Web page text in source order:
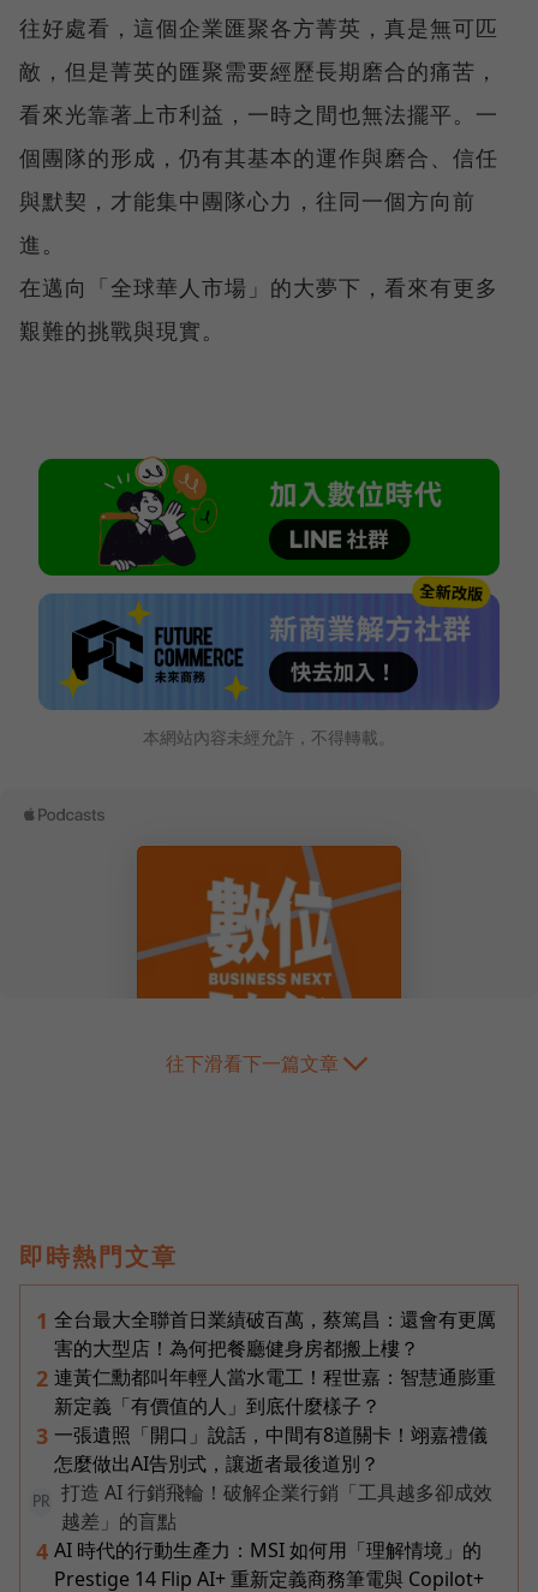
往好處看，這個企業匯聚各方菁英，真是無可匹
敵，但是菁英的匯聚需要經歷長期磨合的痛苦，
看來光靠著上市利益，一時之間也無法擺平。一
個團隊的形成，仍有其基本的運作與磨合、信任
與默契，才能集中團隊心力，往同一個方向前
進。
在邁向「全球華人市場」的大夢下，看來有更多
艱難的挑戰與現實。
本網站內容未經允許，不得轉載。
往下滑看下一篇文章
即時熱門文章
1 全台最大全聯首日業績破百萬，蔡篤昌：還會有更厲
害的大型店！為何把餐廳健身房都搬上樓？
2 連黃仁勳都叫年輕人當水電工！程世嘉：智慧通膨重
新定義「有價值的人」到底什麼樣子？
3 一張遺照「開口」說話，中間有8道關卡！翊嘉禮儀
怎麼做出AI告別式，讓逝者最後道別？
PR
打造 AI 行銷飛輪！破解企業行銷「工具越多卻成效
越差」的盲點
4 AI 時代的行動生產力：MSI 如何用「理解情境」的
Prestige 14 Flip AI+ 重新定義商務筆電與 Copilot+